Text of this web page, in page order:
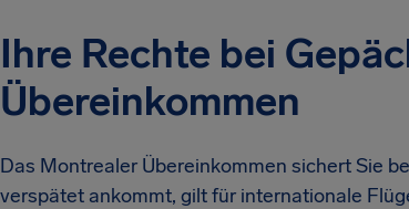
Ihre Rechte bei
Übereinkommen
Das Montrealer Übereinkommen sichert Sie
verspätet ankommt, gilt für internationale